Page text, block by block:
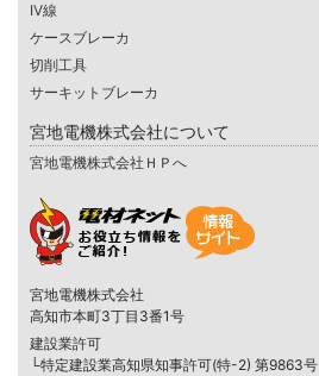
IV線
ケースブレーカ
切削工具
サーキットブレーカ
宮地電機株式会社について
宮地電機株式会社ＨＰへ
宮地電機株式会社
高知市本町3丁目3番1号
建設業許可
└特定建設業高知県知事許可(特-2) 第9863号